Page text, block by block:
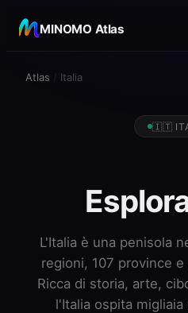
MINOMO Atlas
Atlas Italia
🇮🇹
L'Italia è una penisola
regioni, 107 province
Ricca di storia, arte,
l'Italia ospita